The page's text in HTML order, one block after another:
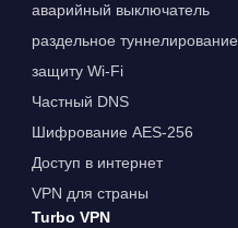
аварийный выключатель
раздельное туннелирование
защиту Wi-Fi
Частный DNS
Шифрование AES-256
Доступ в интернет
VPN для страны
Turbo VPN